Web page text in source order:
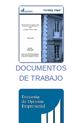
DOCUMENTOS
DE TRABAJO